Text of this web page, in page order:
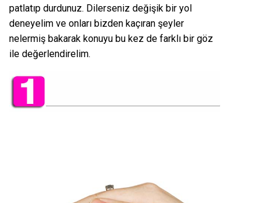
patlatıp durdunuz. Dilerseniz değişik bir yol
deneyelim ve onları bizden kaçıran şeyler
nelermiş bakarak konuyu bu kez de farklı bir göz
ile değerlendirelim.